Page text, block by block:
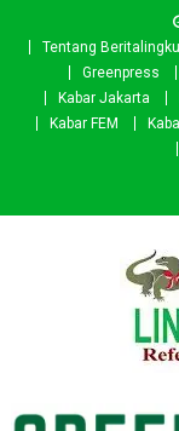
Tentang
Greenpress
Kabar Jakarta
Kabar FEM